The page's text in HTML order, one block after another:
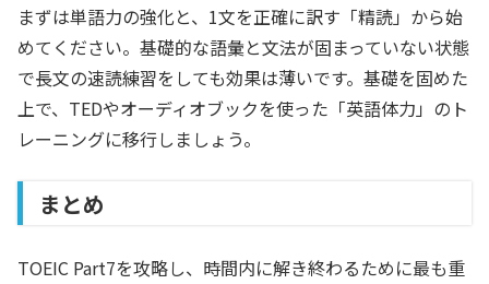
まずは単語力の強化と、1文を正確に訳す「精読」から始
めてください。基礎的な語彙と文法が固まっていない状態
で長文の速読練習をしても効果は薄いです。基礎を固めた
上で、TEDやオーディオブックを使った「英語体力」のト
レーニングに移行しましょう。
まとめ
TOEIC Part7を攻略し、時間内に解き終わるために最も重